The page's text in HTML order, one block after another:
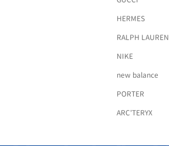
HERMES
RALPH LAUREN
NIKE
new balance
PORTER
ARC'TERYX